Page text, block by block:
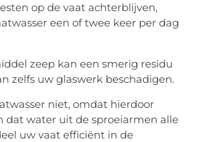
op de vaat achterblijven,
een of twee keer per dag
zeep kan een smerig residu
zelfs uw glaswerk beschadigen.
niet, omdat hierdoor
dat water uit de sproeiarmen alle
uw vaat efficiënt in de